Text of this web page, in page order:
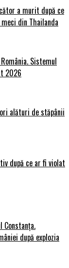
a murit după ce
din Thailanda
Sistemul
2026
alături de stăpânii
după ce ar fi violat
Constanța.
după explozia